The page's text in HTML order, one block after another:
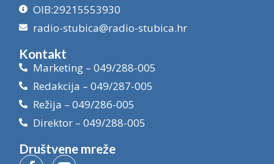
OIB:29215553930
radio-stubica@radio-stubica.hr
Kontakt
Marketing – 049/288-005
Redakcija – 049/287-005
Režija – 049/286-005
Direktor – 049/288-005
Društvene mreže